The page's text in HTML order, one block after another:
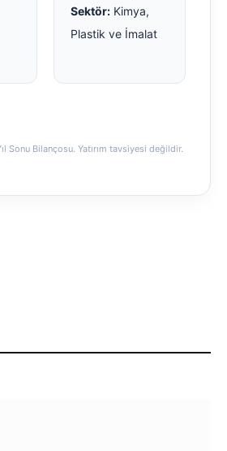
Sektör: Kimya,
Plastik ve İmalat
Sonu Bilançosu. Yatırım tavsiyesi değildir.